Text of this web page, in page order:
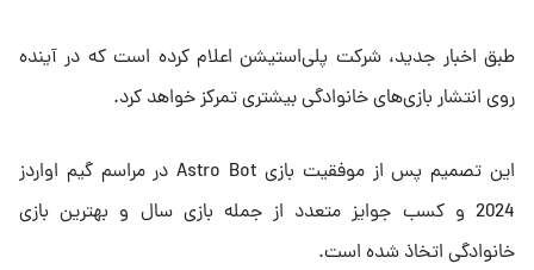
طبق اخبار جدید، شرکت پلی‌استیشن اعلام کرده است که در آینده
روی انتشار بازی‌های خانوادگی بیشتری تمرکز خواهد کرد.
این تصمیم پس از موفقیت بازی Astro Bot در مراسم گیم اواردز
2024 و کسب جوایز متعدد از جمله بازی سال و بهترین بازی
خانوادگی اتخاذ شده است.